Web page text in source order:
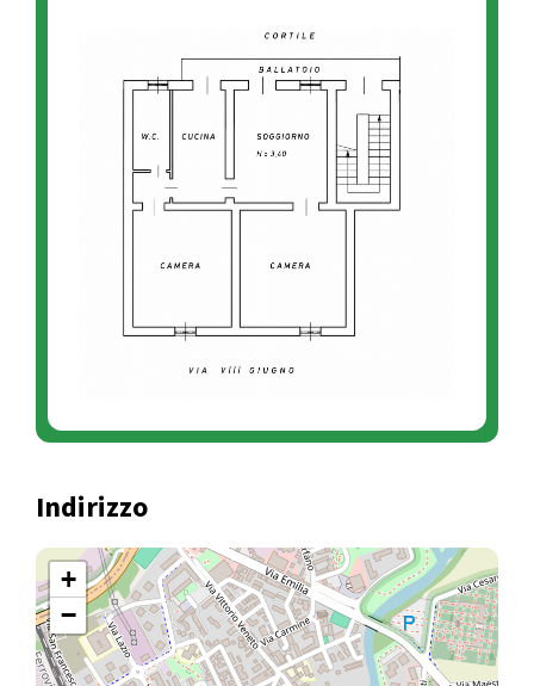
Indirizzo
+
−